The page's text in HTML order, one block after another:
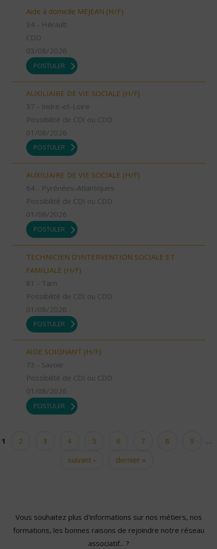
Aide à domicile MEJEAN (H/F)
34 - Hérault
CDD
03/08/2026
POSTULER
AUXILIAIRE DE VIE SOCIALE (H/F)
37 - Indre-et-Loire
Possibilité de CDI ou CDD
01/08/2026
POSTULER
AUXILIAIRE DE VIE SOCIALE (H/F)
64 - Pyrénées-Atlantiques
Possibilité de CDI ou CDD
01/08/2026
POSTULER
TECHNICIEN D’INTERVENTION SOCIALE ET
FAMILIALE (H/F)
81 - Tarn
Possibilité de CDI ou CDD
01/08/2026
POSTULER
AIDE SOIGNANT (H/F)
73 - Savoie
Possibilité de CDI ou CDD
01/08/2026
POSTULER
Pages
1 2 3 4 5 6 7 8 9
…
suivant ›
dernier »
Vous souhaitez plus d'informations sur nos métiers, nos
formations, les bonnes raisons de rejoindre notre réseau
associatif... ?